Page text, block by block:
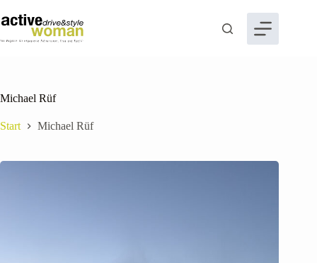
Inhalt
springen
Michael Rüf
Start Michael Rüf